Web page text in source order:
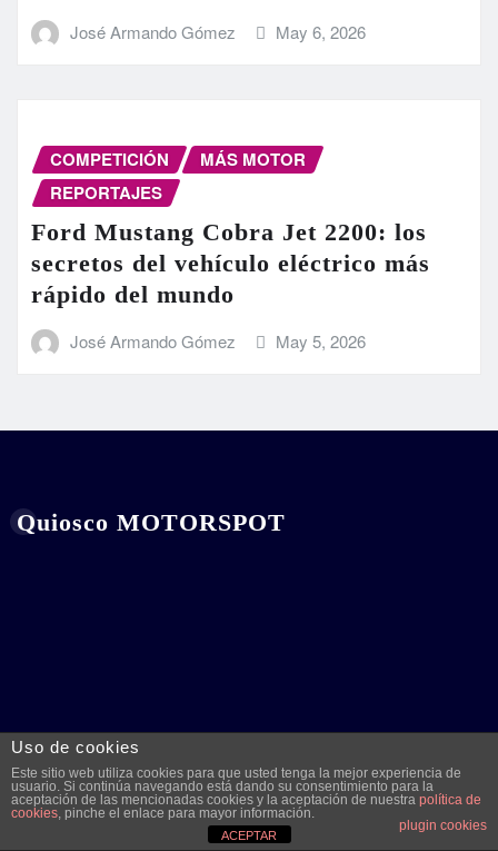
José Armando Gómez May 6, 2026
COMPETICIÓN
MÁS MOTOR
REPORTAJES
Ford Mustang Cobra Jet 2200: los
secretos del vehículo eléctrico más
rápido del mundo
José Armando Gómez May 5, 2026
Quiosco MOTORSPOT
Entradas Recientes
Uso de cookies
Este sitio web utiliza cookies para que usted tenga la mejor experiencia de
usuario. Si continúa navegando está dando su consentimiento para la
aceptación de las mencionadas cookies y la aceptación de nuestra política de
cookies, pinche el enlace para mayor información.
plugin cookies
ACEPTAR